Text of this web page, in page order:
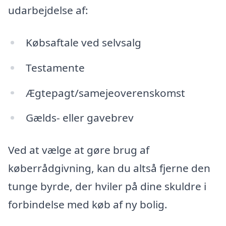
udarbejdelse af:
Købsaftale ved selvsalg
Testamente
Ægtepagt/samejeoverenskomst
Gælds- eller gavebrev
Ved at vælge at gøre brug af
køberrådgivning, kan du altså fjerne den
tunge byrde, der hviler på dine skuldre i
forbindelse med køb af ny bolig.